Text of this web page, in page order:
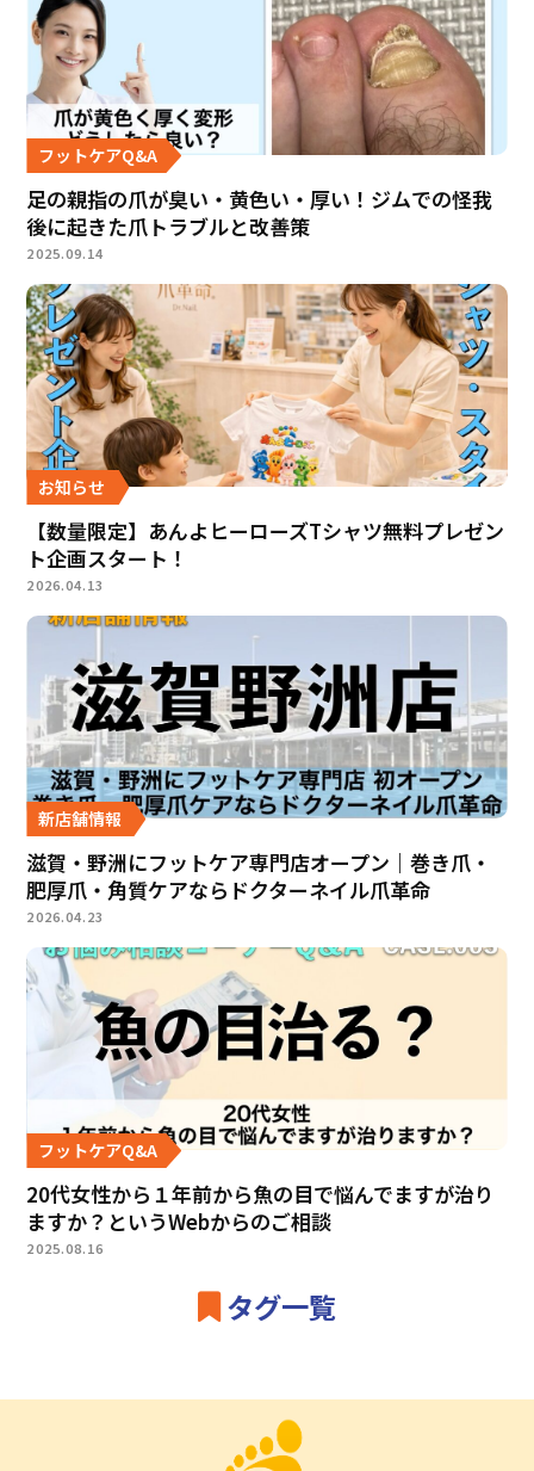
フットケアQ&A
足の親指の爪が臭い・黄色い・厚い！ジムでの怪我
後に起きた爪トラブルと改善策
2025.09.14
お知らせ
【数量限定】あんよヒーローズTシャツ無料プレゼン
ト企画スタート！
2026.04.13
新店舗情報
滋賀・野洲にフットケア専門店オープン｜巻き爪・
肥厚爪・角質ケアならドクターネイル爪革命
2026.04.23
フットケアQ&A
20代女性から１年前から魚の目で悩んでますが治り
ますか？というWebからのご相談
2025.08.16
タグ一覧